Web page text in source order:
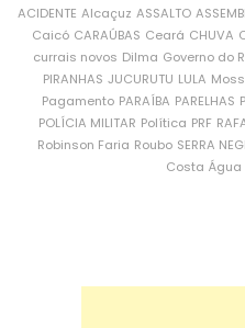
ACIDENTE Alcaçuz ASSALTO
Caicó CARAÚBAS Ceará CHUVA
currais novos Dilma Governo do
PIRANHAS JUCURUTU LULA
Pagamento PARAÍBA PARELHAS
POLÍCIA MILITAR Política PRF
Robinson Faria Roubo SERRA
Costa Água